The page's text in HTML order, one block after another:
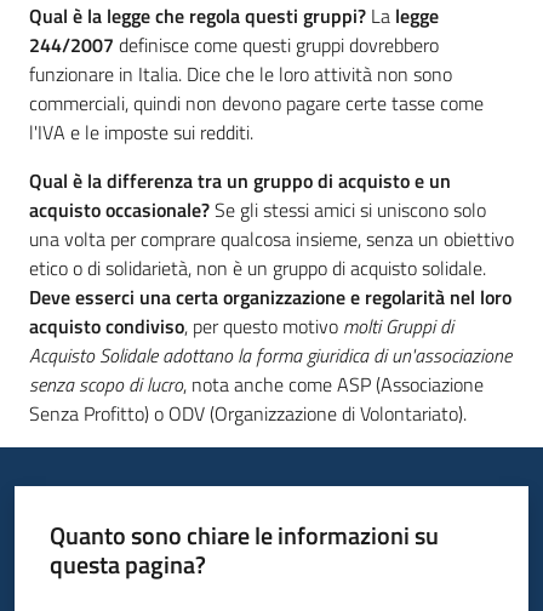
Qual è la legge che regola questi gruppi? La legge
244/2007 definisce come questi gruppi dovrebbero
funzionare in Italia. Dice che le loro attività non sono
commerciali, quindi non devono pagare certe tasse come
l'IVA e le imposte sui redditi.
Qual è la differenza tra un gruppo di acquisto e un
acquisto occasionale?Se gli stessi amici si uniscono solo
una volta per comprare qualcosa insieme, senza un obiettivo
etico o di solidarietà, non è un gruppo di acquisto solidale.
Deve esserci una certa organizzazione e regolarità nel loro
acquisto condiviso, per questo motivo molti Gruppi di
Acquisto Solidale adottano la forma giuridica di un'associazione
senza scopo di lucro, nota anche come ASP (Associazione
Senza Profitto) o ODV (Organizzazione di Volontariato).
Quanto sono chiare le informazioni su
questa pagina?